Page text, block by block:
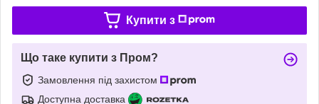
Купити з
Що таке купити з Пром?
Замовлення під захистом
Доступна доставка